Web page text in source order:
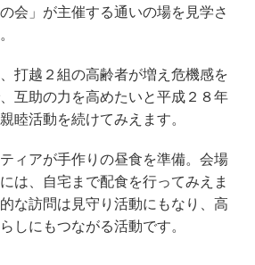
会」 が主催する通いの場を見学さ
打越２組の高齢者が増え危機感を
互助の力を高めたいと平成２８年
睦活動を続けてみえます。
ィアが手作りの昼食を準備。会場
は、
自宅まで配食を行ってみえま
な訪問は見守り活動にもなり、高
しにもつながる活動です。